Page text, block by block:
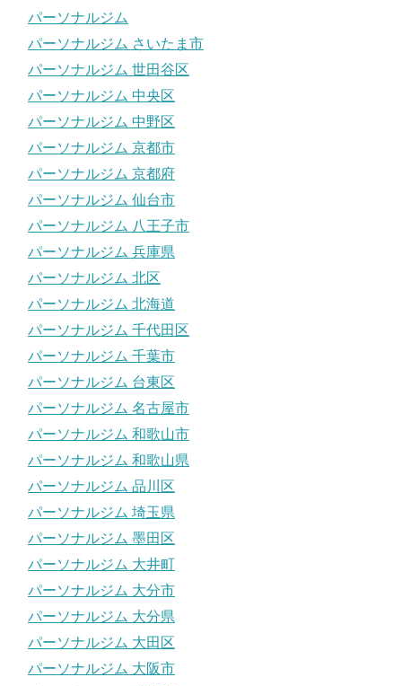
パーソナルジム
パーソナルジム さいたま市
パーソナルジム 世田谷区
パーソナルジム 中央区
パーソナルジム 中野区
パーソナルジム 京都市
パーソナルジム 京都府
パーソナルジム 仙台市
パーソナルジム 八王子市
パーソナルジム 兵庫県
パーソナルジム 北区
パーソナルジム 北海道
パーソナルジム 千代田区
パーソナルジム 千葉市
パーソナルジム 台東区
パーソナルジム 名古屋市
パーソナルジム 和歌山市
パーソナルジム 和歌山県
パーソナルジム 品川区
パーソナルジム 埼玉県
パーソナルジム 墨田区
パーソナルジム 大井町
パーソナルジム 大分市
パーソナルジム 大分県
パーソナルジム 大田区
パーソナルジム 大阪市